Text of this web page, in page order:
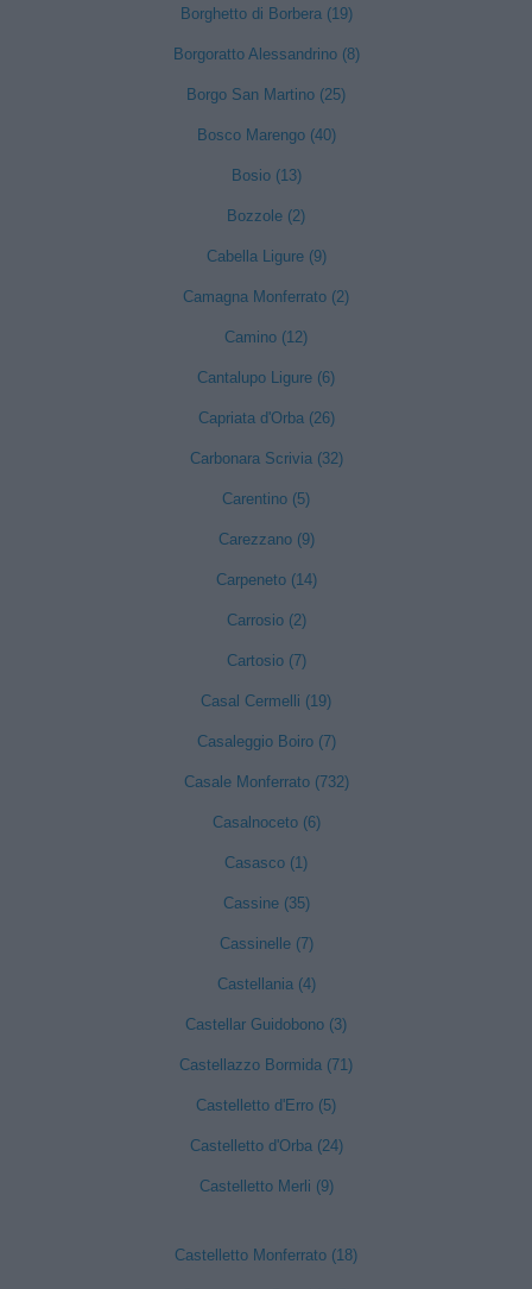
Borghetto di Borbera (19)
Borgoratto Alessandrino (8)
Borgo San Martino (25)
Bosco Marengo (40)
Bosio (13)
Bozzole (2)
Cabella Ligure (9)
Camagna Monferrato (2)
Camino (12)
Cantalupo Ligure (6)
Capriata d'Orba (26)
Carbonara Scrivia (32)
Carentino (5)
Carezzano (9)
Carpeneto (14)
Carrosio (2)
Cartosio (7)
Casal Cermelli (19)
Casaleggio Boiro (7)
Casale Monferrato (732)
Casalnoceto (6)
Casasco (1)
Cassine (35)
Cassinelle (7)
Castellania (4)
Castellar Guidobono (3)
Castellazzo Bormida (71)
Castelletto d'Erro (5)
Castelletto d'Orba (24)
Castelletto Merli (9)
Castelletto Monferrato (18)